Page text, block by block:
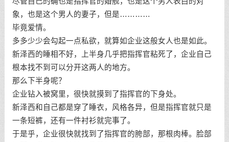
象，也是这个男人的妻子，但是…………
毕竟爱情。
多多少少会勾起一点私欲，就算如企业这般女人也是如此。
新泽西的睡相不好，上半身几乎把指挥官粘死了，企业自己
根本找不到可以分开这两人的地方。
那么下半身呢？
企业钻入被窝里，很快就摸到了指挥官的下身处。
新泽西和自己都是穿了睡衣，风格各异，但是指挥官就只是
一条短裤，还有一件衬衫就完事了。
于是乎，企业很快就找到了指挥官的胯部，那根肉棒。脸部